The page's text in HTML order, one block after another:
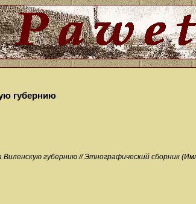
губернию
Виленскую губернию // Этнографический сборник